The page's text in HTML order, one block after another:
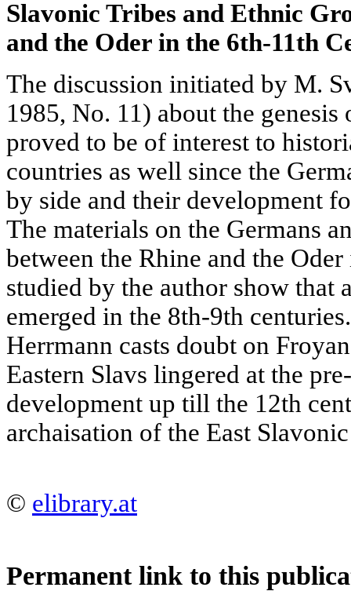
Slavonic Tribes and Ethnic
and the Oder in the 6th-11th
The discussion initiated by M.
1985, No. 11) about the
proved to be of interest to
countries as well since the
by side and their development
The materials on the Germans
between the Rhine and the
studied by the author show that
emerged in the 8th-9th
Herrmann casts doubt on
Eastern Slavs lingered at the
development up till the 12th
archaisation of the East
© elibrary.at
Permanent link to this